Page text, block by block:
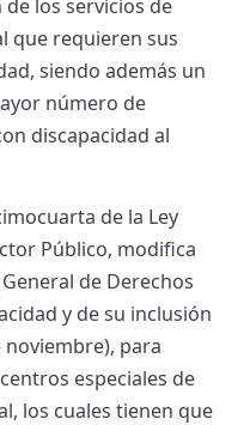
los servicios de
que requieren sus
siendo además un
número de
discapacidad al
de la Ley
Público, modifica
de Derechos
y de su inclusión
noviembre), para
especiales de
los cuales tienen que